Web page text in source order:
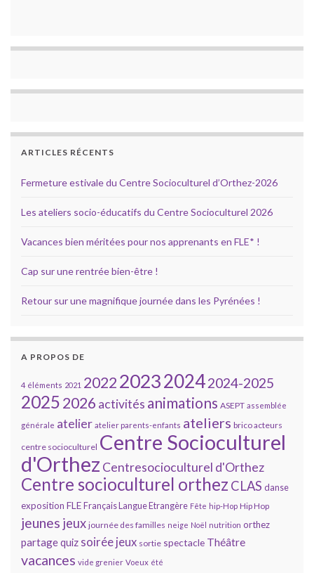
ARTICLES RÉCENTS
Fermeture estivale du Centre Socioculturel d’Orthez-2026
Les ateliers socio-éducatifs du Centre Socioculturel 2026
Vacances bien méritées pour nos apprenants en FLE* !
Cap sur une rentrée bien-être !
Retour sur une magnifique journée dans les Pyrénées !
A PROPOS DE
4 éléments 2021 2022202320242024-2025
20252026 activités animations ASEPT assemblée
générale atelier atelier parents-enfants ateliers brico acteurs
centre socioculturel Centre Socioculturel
d'Orthez Centresocioculturel d'Orthez
Centre socioculturel orthez CLAS danse
exposition FLE Français Langue Etrangère Fête hip-Hop Hip Hop
jeunes jeux journée des familles neige Noël nutrition orthez
partagequiz soirée jeux sortie spectacle Théâtre
vacances vide grenier Voeux été